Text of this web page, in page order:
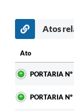
Atos
Ato
PORTARIA
PORTARIA